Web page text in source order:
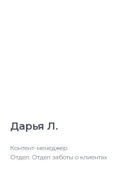
Дарья Л.
Контент-менеджер
Отдел: Отдел заботы о клиентах